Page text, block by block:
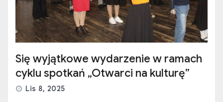
Się wyjątkowe wydarzenie w ramach
cyklu spotkań „Otwarci na kulturę”
Lis 8, 2025